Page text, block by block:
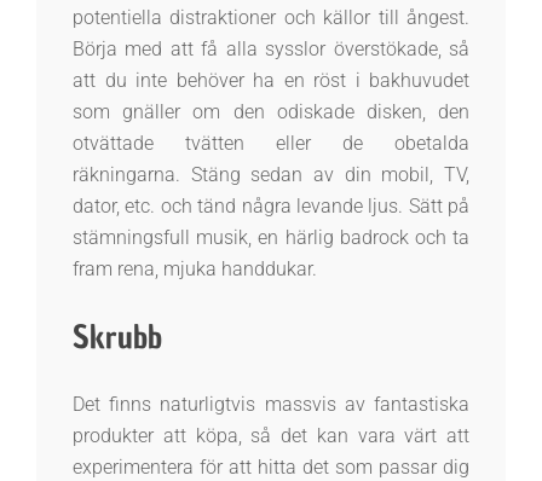
potentiella distraktioner och källor till ångest.
Börja med att få alla sysslor överstökade, så
att du inte behöver ha en röst i bakhuvudet
som gnäller om den odiskade disken, den
otvättade tvätten eller de obetalda
räkningarna. Stäng sedan av din mobil, TV,
dator, etc. och tänd några levande ljus. Sätt på
stämningsfull musik, en härlig badrock och ta
fram rena, mjuka handdukar.
Skrubb
Det finns naturligtvis massvis av fantastiska
produkter att köpa, så det kan vara värt att
experimentera för att hitta det som passar dig